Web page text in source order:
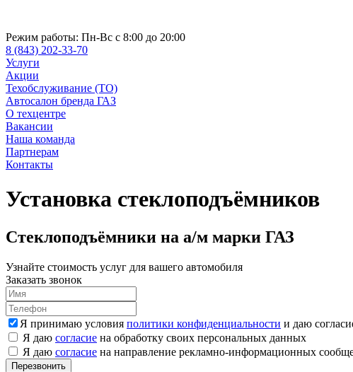
Режим работы: Пн-Вс с 8:00 до 20:00
8 (843) 202-33-70
Услуги
Акции
Техобслуживание (ТО)
Автосалон бренда ГАЗ
О техцентре
Вакансии
Наша команда
Партнерам
Контакты
Установка стеклоподъёмников
Стеклоподъёмники на а/м марки ГАЗ
Узнайте стоимость услуг для вашего автомобиля
Заказать звонок
Я принимаю условия политики конфиденциальности и даю
Я даю согласие на обработку своих персональных данных
Я даю согласие на направление рекламно-информационных